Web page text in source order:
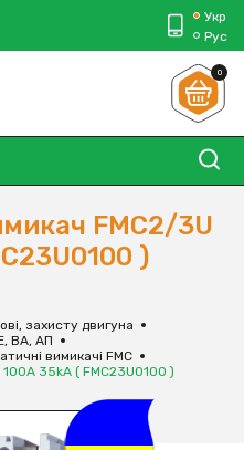
Укр
Рус
0
FMC2/3U
)
захисту двигуна
ВА, АП
вимикачі FMC
35kA ( FMC23U0100 )